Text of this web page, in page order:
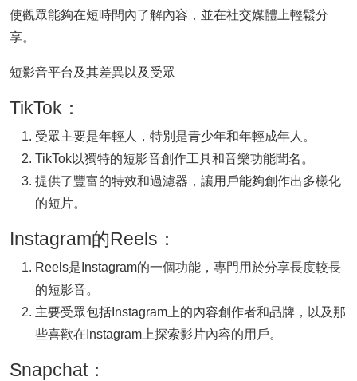
使觀眾能夠在短時間內了解內容，並在社交媒體上輕鬆分
享。
短影音平台及其差異以及受眾
TikTok：
受眾主要是年輕人，特別是青少年和年輕成年人。
TikTok以獨特的短影音創作工具和音樂功能聞名。
提供了豐富的特效和過濾器，讓用戶能夠創作出多樣化
的短片。
Instagram的Reels：
Reels是Instagram的一個功能，專門用於分享長度較長
的短影音。
主要受眾包括Instagram上的內容創作者和品牌，以及那
些喜歡在Instagram上探索影片內容的用戶。
Snapchat：